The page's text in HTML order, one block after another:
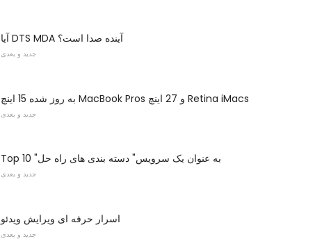
آیا DTS MDA آینده صدا است؟
جدید و بعدی
به روز شده 15 اینچ MacBook Pros و 27 اینچ Retina iMacs
جدید و بعدی
Top 10 "به عنوان یک سرویس" دسته بندی های راه حل
جدید و بعدی
اسرار حرفه ای ویرایش ویدئو
جدید و بعدی